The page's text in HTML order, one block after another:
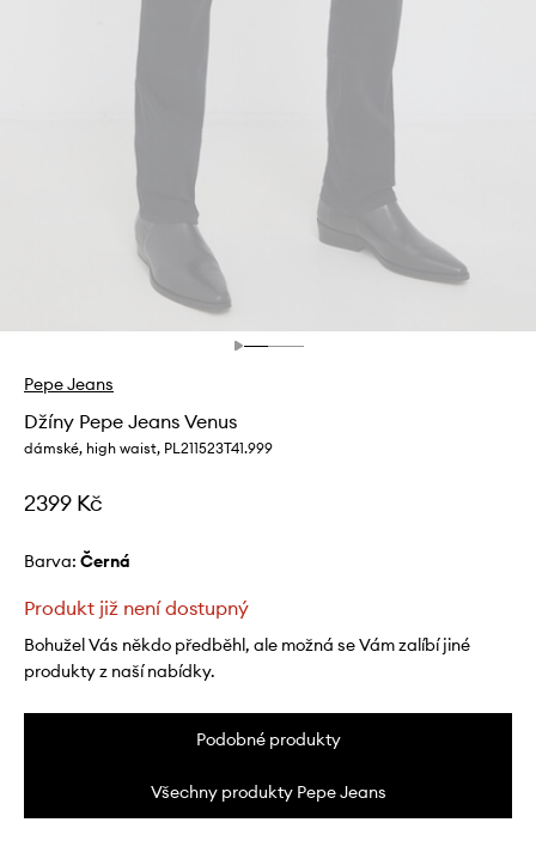
Pepe Jeans
Džíny Pepe Jeans Venus
dámské, high waist, PL211523T41.999
2399 Kč
Barva: černá
Produkt již není dostupný
Bohužel Vás někdo předběhl, ale možná se Vám zalíbí jiné
produkty z naší nabídky.
Podobné produkty
Všechny produkty Pepe Jeans